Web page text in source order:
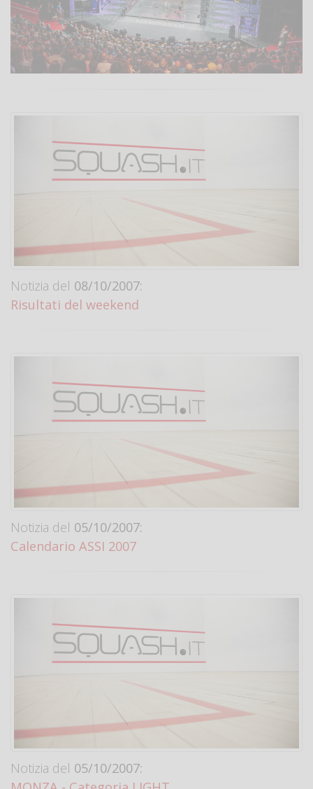
Notizia del 08/10/2007:
Risultati del weekend
Notizia del 05/10/2007:
Calendario ASSI 2007
Notizia del 05/10/2007: